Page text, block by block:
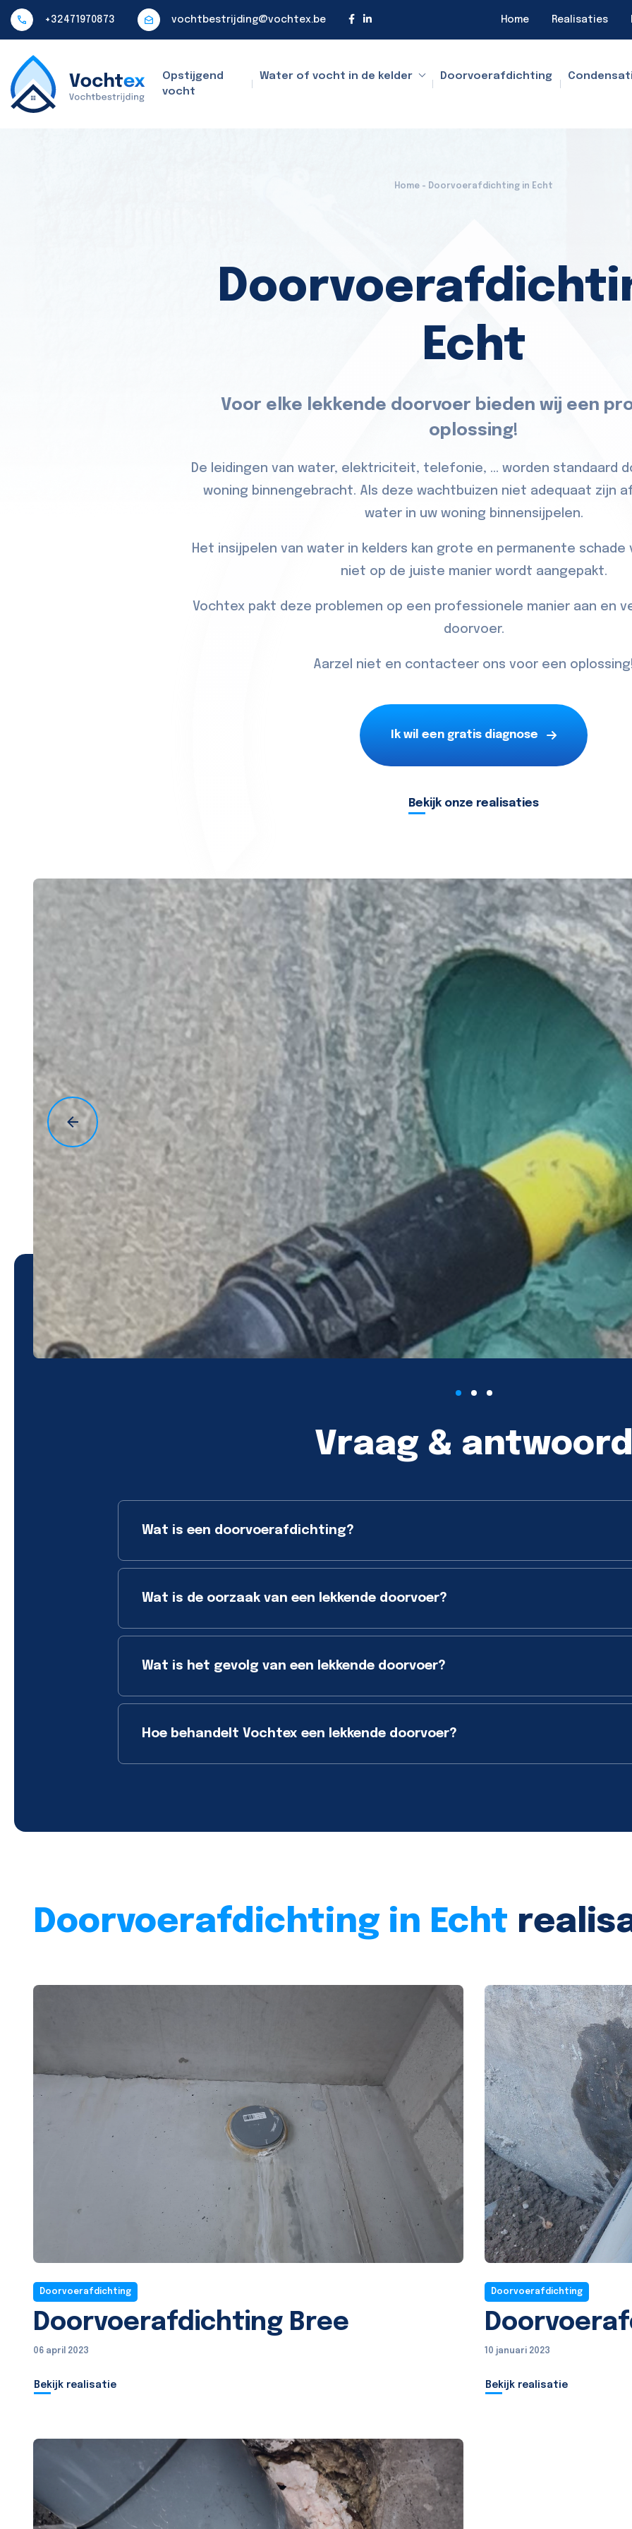
+32471970873 vochtbestrijding@vochtex.be Home Realisaties
Opstijgend
vocht
Water of vocht in de kelder Doorvoerafdichting
Home - Doorvoerafdichting in Echt
Echt
Voor elke lekkende doorvoer bieden wij een
oplossing!
De leidingen van water, elektriciteit, telefonie, … worden standaard
woning binnengebracht. Als deze wachtbuizen niet adequaat zijn
water in uw woning binnensijpelen.
Het insijpelen van water in kelders kan grote en permanente schade
niet op de juiste manier wordt aangepakt.
Vochtex pakt deze problemen op een professionele manier aan en
doorvoer.
Aarzel niet en contacteer ons voor een
Ik wil een gratis diagnose
Bekijk onze realisaties
Vraag &
Wat is een doorvoerafdichting?
Wat is de oorzaak van een lekkende doorvoer?
Wat is het gevolg van een lekkende doorvoer?
Hoe behandelt Vochtex een lekkende doorvoer?
Doorvoerafdichting in Echt
Doorvoerafdichting
Doorvoerafdichting Bree
06 april 2023
Bekijk realisatie
Doorvoerafdichting
10 januari 2023
Bekijk realisatie